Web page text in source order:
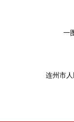
一
连州市